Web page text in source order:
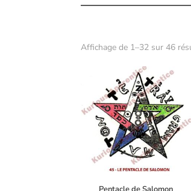
Affichage de 1–32 sur 46